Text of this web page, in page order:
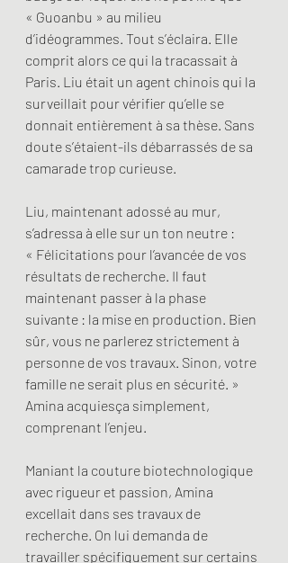
« Guoanbu » au milieu
d’idéogrammes. Tout s’éclaira. Elle
comprit alors ce qui la tracassait à
Paris. Liu était un agent chinois qui la
surveillait pour vérifier qu’elle se
donnait entièrement à sa thèse. Sans
doute s’étaient-ils débarrassés de sa
camarade trop curieuse.
Liu, maintenant adossé au mur,
s’adressa à elle sur un ton neutre :
« Félicitations pour l’avancée de vos
résultats de recherche. Il faut
maintenant passer à la phase
suivante : la mise en production. Bien
sûr, vous ne parlerez strictement à
personne de vos travaux. Sinon, votre
famille ne serait plus en sécurité. »
Amina acquiesça simplement,
comprenant l’enjeu.
Maniant la couture biotechnologique
avec rigueur et passion, Amina
excellait dans ses travaux de
recherche. On lui demanda de
travailler spécifiquement sur certains